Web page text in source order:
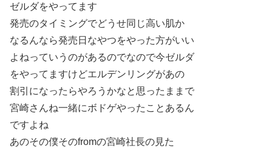
ゼルダをやってます
発売のタイミングでどうせ同じ高い肌か
なるんなら発売日なやつをやった方がいい
よねっていうのがあるのでなので今ゼルダ
をやってますけどエルデンリングがあの
割引になったらやろうかなと思ったままで
宮崎さんね一緒にボドゲやったことあるん
ですよね
あのその僕そのfromの宮崎社長の見た